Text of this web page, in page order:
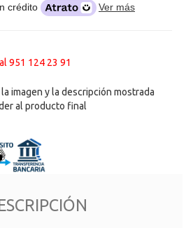
crédito Ver más
951 124 23 91
imagen y la descripción mostrada
al producto final